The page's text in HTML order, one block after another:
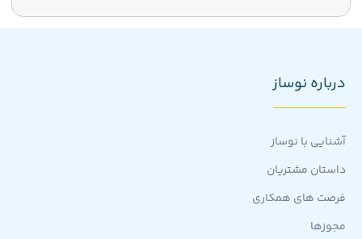
درباره نوساز
آشنایی با نوساز
داستان مشتریان
فرصت های همکاری
مجوزها